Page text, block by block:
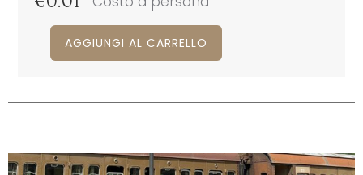
AGGIUNGI AL CARRELLO